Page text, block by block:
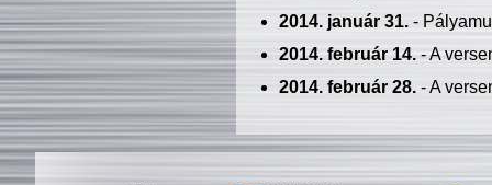
2014. január 31.-
2014. február 14.- A
2014. február 28.- A